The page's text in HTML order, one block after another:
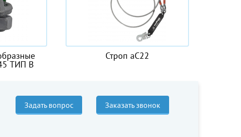
Строп аС22 Канат полиамидный
Задать вопрос Заказать звонок